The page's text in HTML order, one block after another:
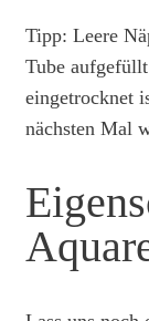
Tipp: Leere
Tube
eingetrocknet
nächsten Mal